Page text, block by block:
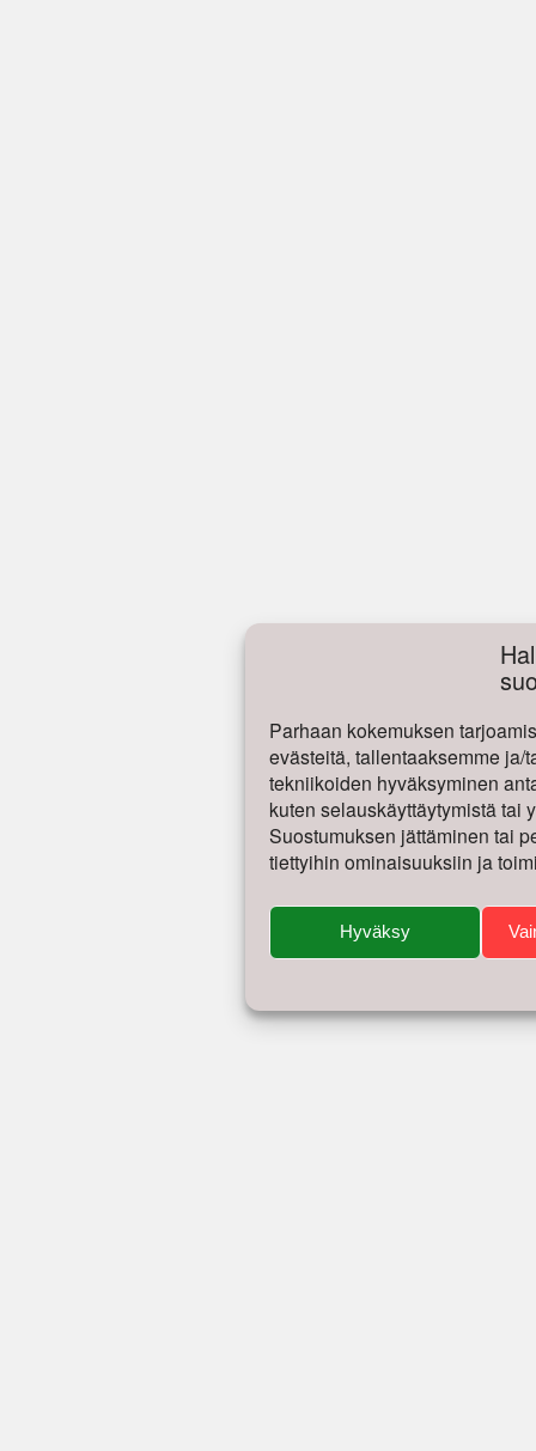
Parhaan kokemuksen
evästeitä, tallentaaksemme ja/
tekniikoiden hyväksyminen
kuten selauskäyttäytymistä tai
Suostumuksen jättäminen tai
tiettyihin ominaisuuksiin ja
Hyväksy